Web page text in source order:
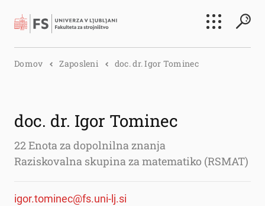
Išči
Domov Zaposleni doc. dr. Igor Tominec
doc. dr. Igor Tominec
22 Enota za dopolnilna znanja
Raziskovalna skupina za matematiko (RSMAT)
igor.tominec@fs.uni-lj.si